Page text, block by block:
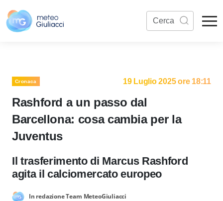
Cronaca 19 Luglio 2025 ore 18:11
Rashford a un passo dal
Barcellona: cosa cambia per la
Juventus
Il trasferimento di Marcus Rashford
agita il calciomercato europeo
In redazione Team MeteoGiuliacci